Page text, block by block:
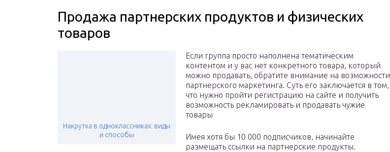
Продажа партнерских продуктов и физических
товаров
Накрутка в одноклассниках: виды
и способы
Если группа просто наполнена тематическим
контентом и у вас нет конкретного товара, который
можно продавать, обратите внимание на возможности
партнерского маркетинга. Суть его заключается в том,
что нужно пройти регистрацию на сайте и получить
возможность рекламировать и продавать чужие
товары
Имея хотя бы 10 000 подписчиков, начинайте
размещать ссылки на партнерские продукты.